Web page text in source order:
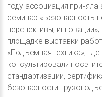
году ассоциация приняла
семинар «Безопасность
перспективы,
площадке выставки
«Подъемная техника»,
консультировали
стандартизации,
безопасности